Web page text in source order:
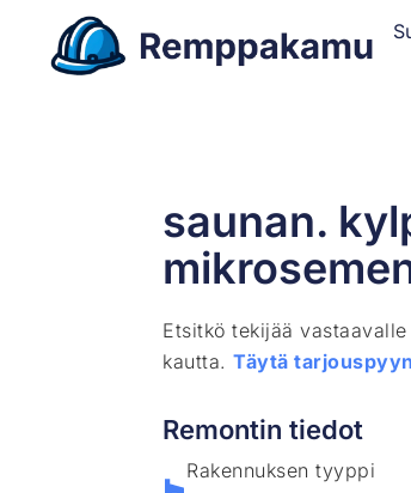
saunan.
Etsitkö tekijää
kautta.Täytä
Remontin tiedot
Rakennuksen tyyppi